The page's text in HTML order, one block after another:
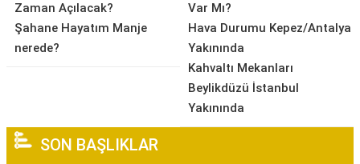
Zaman Açılacak?
Şahane Hayatım Manje
nerede?
Var Mı?
Hava Durumu Kepez/Antalya
Yakınında
Kahvaltı Mekanları
Beylikdüzü İstanbul
Yakınında
SON BAŞLIKLAR